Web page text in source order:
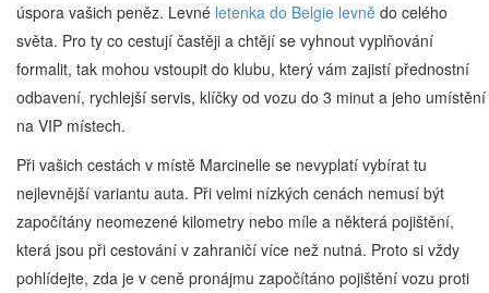
úspora vašich peněz. Levné letenka do Belgie levně do celého
světa. Pro ty co cestují častěji a chtějí se vyhnout vyplňování
formalit, tak mohou vstoupit do klubu, který vám zajistí přednostní
odbavení, rychlejší servis, klíčky od vozu do 3 minut a jeho umístění
na VIP místech.
Při vašich cestách v místě Marcinelle se nevyplatí vybírat tu
nejlevnější variantu auta. Při velmi nízkých cenách nemusí být
započítány neomezené kilometry nebo míle a některá pojištění,
která jsou při cestování v zahraničí více než nutná. Proto si vždy
pohlídejte, zda je v ceně pronájmu započítáno pojištění vozu proti